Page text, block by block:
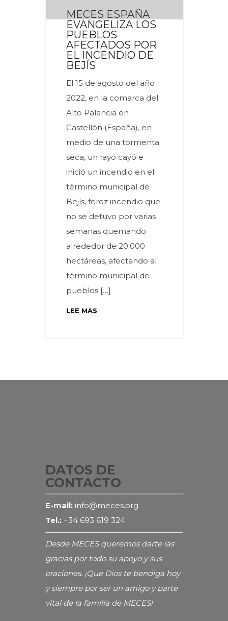
MECES ESPAÑA
EVANGELIZA LOS
PUEBLOS
AFECTADOS POR
EL INCENDIO DE
BEJÍS
El 15 de agosto del año
2022, en la comarca del
Alto Palancia en
Castellón (España), en
medio de una tormenta
seca, un rayó cayó e
inició un incendio en el
término municipal de
Bejís, feroz incendio que
no se detuvo por varias
semanas quemando
alrededor de 20.000
hectáreas, afectando al
término municipal de
pueblos […]
LEE MAS
DATOS DE
CONTACTO
E-mail: info@meces.org
Tel.: +34 693 619 324
Desde MECES queremos darte las
gracias por todo su apoyo y sus
oraciones. ¡Que Dios te bendiga hoy
y siempre por ser un amigo y parte
vital de la familia de MECES!